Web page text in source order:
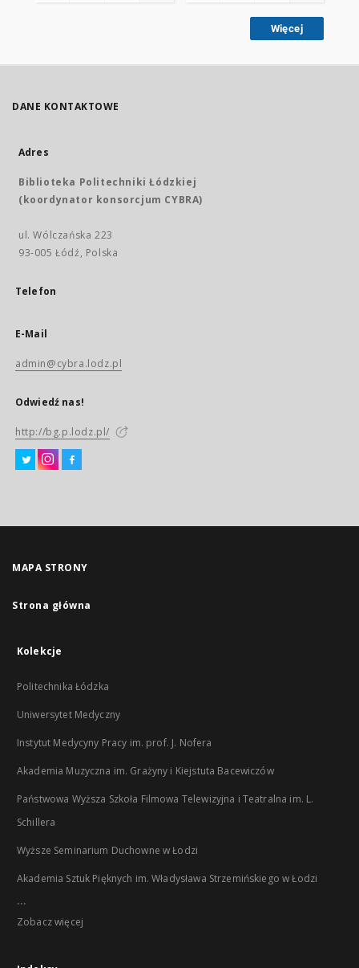
Więcej
DANE KONTAKTOWE
Adres
Biblioteka Politechniki Łódzkiej
(koordynator konsorcjum CYBRA)
ul. Wólczańska 223
93-005 Łódź, Polska
Telefon
E-Mail
admin@cybra.lodz.pl
Odwiedź nas!
http://bg.p.lodz.pl/
MAPA STRONY
Strona główna
Kolekcje
Politechnika Łódzka
Uniwersytet Medyczny
Instytut Medycyny Pracy im. prof. J. Nofera
Akademia Muzyczna im. Grażyny i Kiejstuta Bacewiczów
Państwowa Wyższa Szkoła Filmowa Telewizyjna i Teatralna im. L.
Schillera
Wyższe Seminarium Duchowne w Łodzi
Akademia Sztuk Pięknych im. Władysława Strzemińskiego w Łodzi
...
Zobacz więcej